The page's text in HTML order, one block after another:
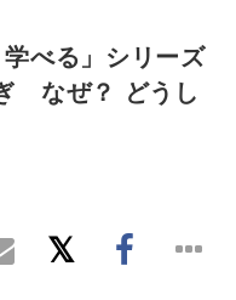
べる」シリーズ
なぜ？ どうし